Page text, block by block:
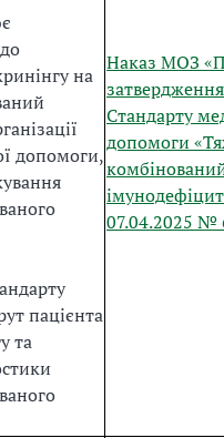
на
допомоги,
пацієнта
та
Наказ МОЗ
затвердження
Стандарту
допомоги
07.04.2025 №